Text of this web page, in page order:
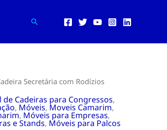
Pesquisar
Secretária com Rodízios
de Cadeiras para Congressos,
, Móveis, Moveis Camarim,
, Móveis para Empresas,
e Stands, Móveis para Palcos